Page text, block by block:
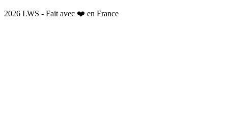
2026 LWS - Fait avec ❤️ en France